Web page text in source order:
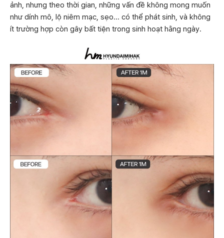
ảnh, nhưng theo thời gian, những vấn đề không mong muốn
như dính mô, lộ niêm mạc, sẹo... có thể phát sinh, và không
ít trường hợp còn gây bất tiện trong sinh hoạt hằng ngày.